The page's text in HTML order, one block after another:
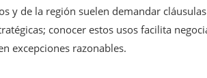
y de la región suelen demandar
conocer estos usos facilita
excepciones razonables.